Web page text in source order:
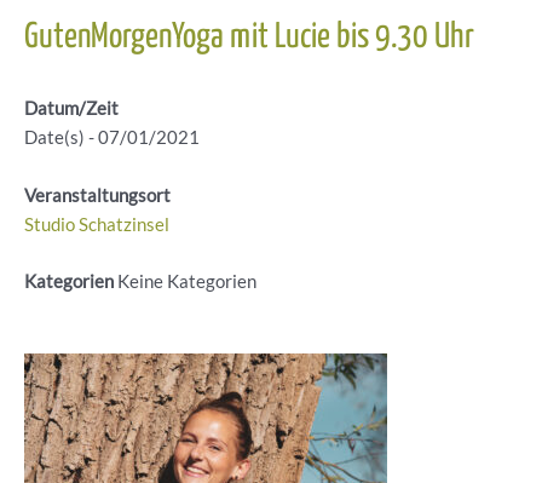
GutenMorgenYoga mit Lucie bis 9.30 Uhr
Datum/Zeit
Date(s) - 07/01/2021
Veranstaltungsort
Studio Schatzinsel
Kategorien Keine Kategorien